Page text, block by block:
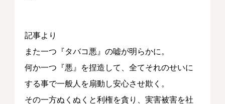
記事より
また一つ『タバコ悪』の嘘が明らかに。
何か一つ『悪』を捏造して、全てそれのせいに
する事で一般人を扇動し安心させ欺く。
その一方ぬくぬくと利権を貪り、実害被害を社